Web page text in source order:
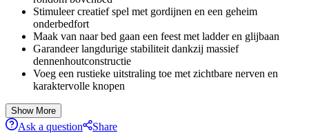
Stimuleer creatief spel met gordijnen en een geheim
onderbedfort
Maak van naar bed gaan een feest met ladder en glijbaan
Garandeer langdurige stabiliteit dankzij massief
dennenhoutconstructie
Voeg een rustieke uitstraling toe met zichtbare nerven en
karaktervolle knopen
Show More
Ask a question Share